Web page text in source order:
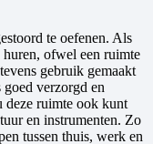
te oefenen. Als
ofwel een ruimte
gebruik gemaakt
verzorgd en
deze ruimte ook kunt
en instrumenten. Zo
tussen thuis, werk en